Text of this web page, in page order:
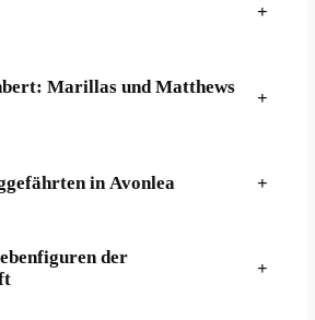
+
Marillas und Matthews
+
in Avonlea +
der
+